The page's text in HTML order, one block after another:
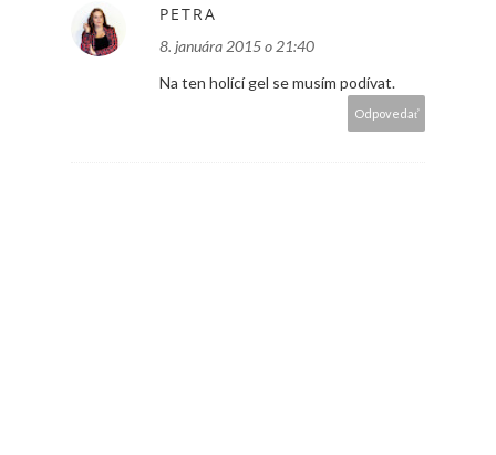
PETRA
8. januára 2015 o 21:40
Na ten holící gel se musím podívat.
Odpovedať